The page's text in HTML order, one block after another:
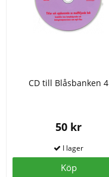
CD till Blåsbanken 4
50 kr
Köp